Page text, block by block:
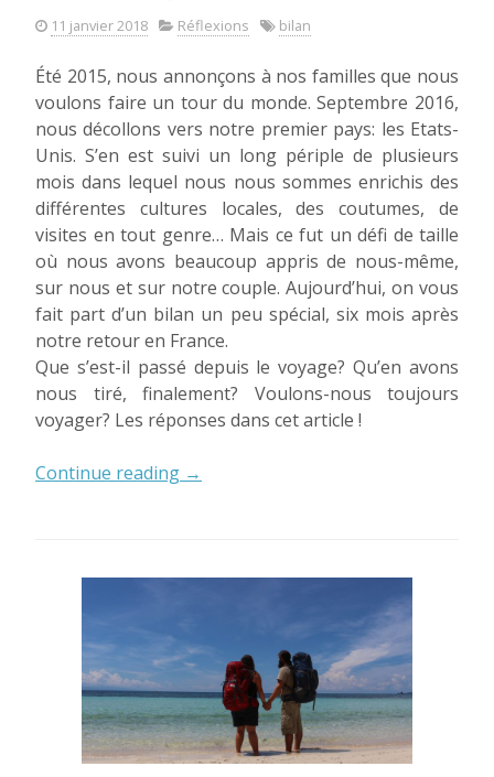
11 janvier 2018 Réflexions bilan
Été 2015, nous annonçons à nos familles que nous
voulons faire un tour du monde. Septembre 2016,
nous décollons vers notre premier pays: les Etats-
Unis. S’en est suivi un long périple de plusieurs
mois dans lequel nous nous sommes enrichis des
différentes cultures locales, des coutumes, de
visites en tout genre… Mais ce fut un défi de taille
où nous avons beaucoup appris de nous-même,
sur nous et sur notre couple. Aujourd’hui, on vous
fait part d’un bilan un peu spécial, six mois après
notre retour en France.
Que s’est-il passé depuis le voyage? Qu’en avons
nous tiré, finalement? Voulons-nous toujours
voyager? Les réponses dans cet article !
Continue reading « Retour
bilan
après »
→